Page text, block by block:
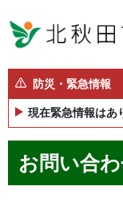
防災・緊急情報
現在緊急情報はあ
お問い合